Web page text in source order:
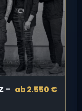
– ab 2.550 €